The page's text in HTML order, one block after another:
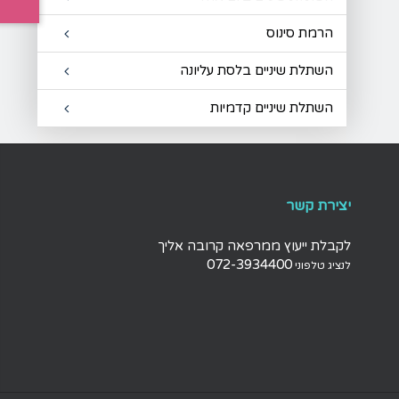
הרמת סינוס
השתלת שיניים בלסת עליונה
השתלת שיניים קדמיות
יצירת קשר
לקבלת ייעוץ ממרפאה קרובה אליך
לנציג טלפוני 072-3934400